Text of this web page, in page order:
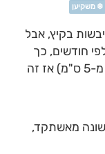
❄️ משקיען
בקיץ, אבל
חודשים, כך
שאם בחודש מסויים יש סטיה ניכרת (יותר מ-5 ס"מ) אז זה
מאשתקד,